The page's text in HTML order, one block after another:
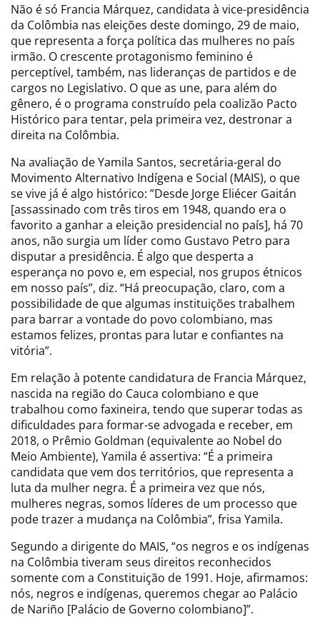
Não é só Francia Márquez, candidata à vice-presidência
da Colômbia nas eleições deste domingo, 29 de maio,
que representa a força política das mulheres no país
irmão. O crescente protagonismo feminino é
perceptível, também, nas lideranças de partidos e de
cargos no Legislativo. O que as une, para além do
gênero, é o programa construído pela coalizão Pacto
Histórico para tentar, pela primeira vez, destronar a
direita na Colômbia.
Na avaliação de Yamila Santos, secretária-geral do
Movimento Alternativo Indígena e Social (MAIS), o que
se vive já é algo histórico: ”Desde Jorge Eliécer Gaitán
[assassinado com três tiros em 1948, quando era o
favorito a ganhar a eleição presidencial no país], há 70
anos, não surgia um líder como Gustavo Petro para
disputar a presidência. É algo que desperta a
esperança no povo e, em especial, nos grupos étnicos
em nosso país”, diz. “Há preocupação, claro, com a
possibilidade de que algumas instituições trabalhem
para barrar a vontade do povo colombiano, mas
estamos felizes, prontas para lutar e confiantes na
vitória”.
Em relação à potente candidatura de Francia Márquez,
nascida na região do Cauca colombiano e que
trabalhou como faxineira, tendo que superar todas as
dificuldades para formar-se advogada e receber, em
2018, o Prêmio Goldman (equivalente ao Nobel do
Meio Ambiente), Yamila é assertiva: “É a primeira
candidata que vem dos territórios, que representa a
luta da mulher negra. É a primeira vez que nós,
mulheres negras, somos líderes de um processo que
pode trazer a mudança na Colômbia”, frisa Yamila.
Segundo a dirigente do MAIS, “os negros e os indígenas
na Colômbia tiveram seus direitos reconhecidos
somente com a Constituição de 1991. Hoje, afirmamos:
nós, negros e indígenas, queremos chegar ao Palácio
de Nariño [Palácio de Governo colombiano]”.